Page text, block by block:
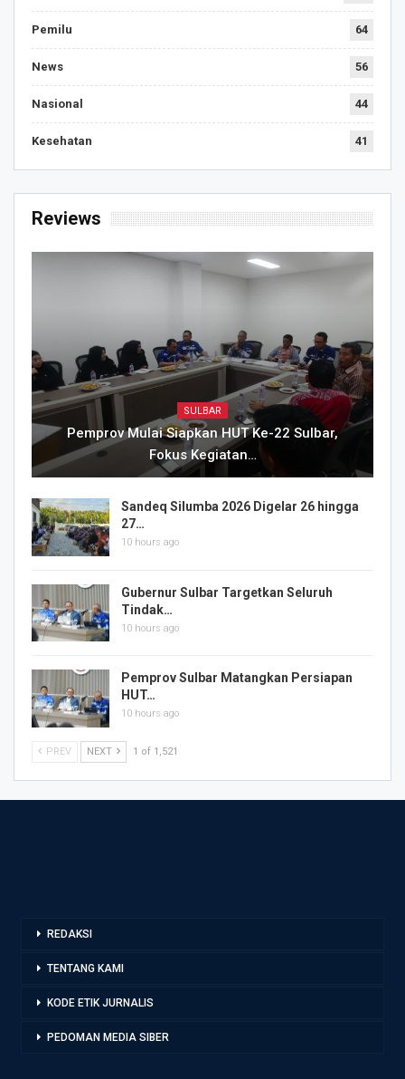
Pemilu 64
News 56
Nasional 44
Kesehatan 41
Reviews
SULBAR
Pemprov Mulai Siapkan HUT Ke-22 Sulbar,
Fokus Kegiatan…
Sandeq Silumba 2026 Digelar 26 hingga
27…
10 hours ago
Gubernur Sulbar Targetkan Seluruh
Tindak…
10 hours ago
Pemprov Sulbar Matangkan Persiapan
HUT…
10 hours ago
PREV NEXT 1 of 1,521
REDAKSI
TENTANG KAMI
KODE ETIK JURNALIS
PEDOMAN MEDIA SIBER